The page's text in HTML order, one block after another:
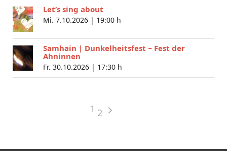
Let’s sing about
Mi. 7.10.2026 | 19:00 h
Samhain | Dunkelheitsfest − Fest der
Ahninnen
Fr. 30.10.2026 | 17:30 h
1 2